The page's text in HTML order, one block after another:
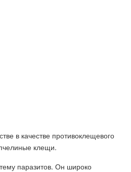
в качестве противоклещевого
клещи.
паразитов. Он широко